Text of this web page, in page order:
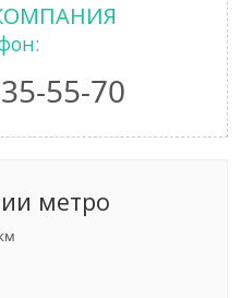
55-70
метро